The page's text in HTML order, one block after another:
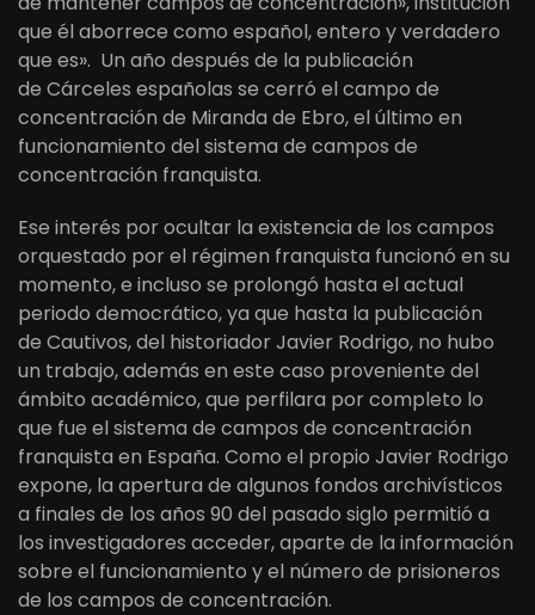
que él aborrece como español, entero y verdadero
que es». Un año después de la publicación
de Cárceles españolas se cerró el campo de
concentración de Miranda de Ebro, el último en
funcionamiento del sistema de campos de
concentración franquista.
Ese interés por ocultar la existencia de los campos
orquestado por el régimen franquista funcionó en su
momento, e incluso se prolongó hasta el actual
periodo democrático, ya que hasta la publicación
de Cautivos, del historiador Javier Rodrigo, no hubo
un trabajo, además en este caso proveniente del
ámbito académico, que perfilara por completo lo
que fue el sistema de campos de concentración
franquista en España. Como el propio Javier Rodrigo
expone, la apertura de algunos fondos archivísticos
a finales de los años 90 del pasado siglo permitió a
los investigadores acceder, aparte de la información
sobre el funcionamiento y el número de prisioneros
de los campos de concentración.